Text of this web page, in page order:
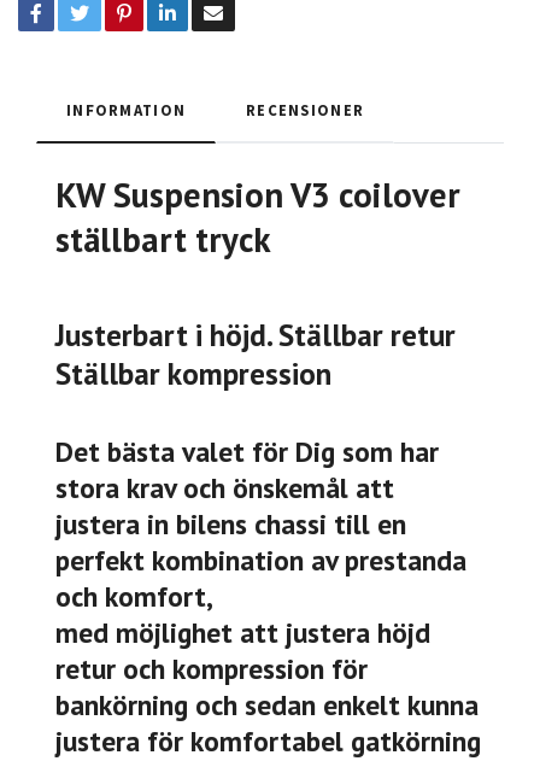
INFORMATION RECENSIONER
KW Suspension V3 coilover
ställbart tryck
Justerbart i höjd. Ställbar retur
Ställbar kompression
Det bästa valet för Dig som har
stora krav och önskemål att
justera in bilens chassi till en
perfekt kombination av prestanda
och komfort,
med möjlighet att justera höjd
retur och kompression för
bankörning och sedan enkelt kunna
justera för komfortabel gatkörning